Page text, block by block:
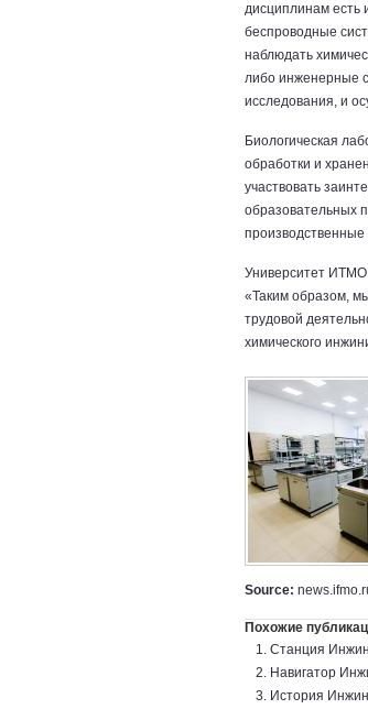
дисциплинам есть
беспроводные
наблюдать
либо инженерные
исследования, и
Биологическая
обработки и
участвовать
образовательных
производственные
Университет
«Таким образом,
трудовой
химического
Source:
Похожие
Станция
Навигатор
История